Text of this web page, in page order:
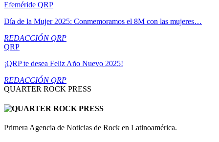
Efeméride QRP
Día de la Mujer 2025: Conmemoramos el 8M con las mujeres…
REDACCIÓN QRP
QRP
¡QRP te desea Feliz Año Nuevo 2025!
REDACCIÓN QRP
QUARTER ROCK PRESS
Primera Agencia de Noticias de Rock en Latinoamérica.